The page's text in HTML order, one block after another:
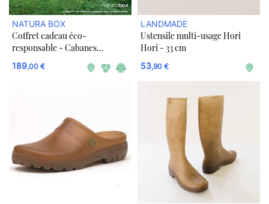
NATURA BOX
Coffret cadeau éco-
responsable - Cabanes
Perchées
189,00 €
LANDMADE
Ustensile multi-usage Hori
Hori - 33 cm
53,90 €